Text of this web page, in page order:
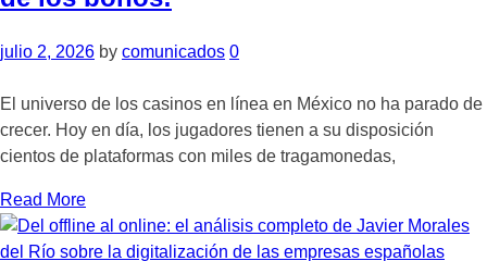
julio 2, 2026 by comunicados 0
El universo de los casinos en línea en México no ha parado de
crecer. Hoy en día, los jugadores tienen a su disposición
cientos de plataformas con miles de tragamonedas,
Read More